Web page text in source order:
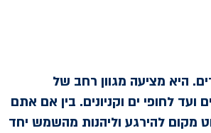
היא מציעה מגוון רחב של
לחופי ים וקניונים. בין אם אתם
מקום להירגע וליהנות מהשמש יחד